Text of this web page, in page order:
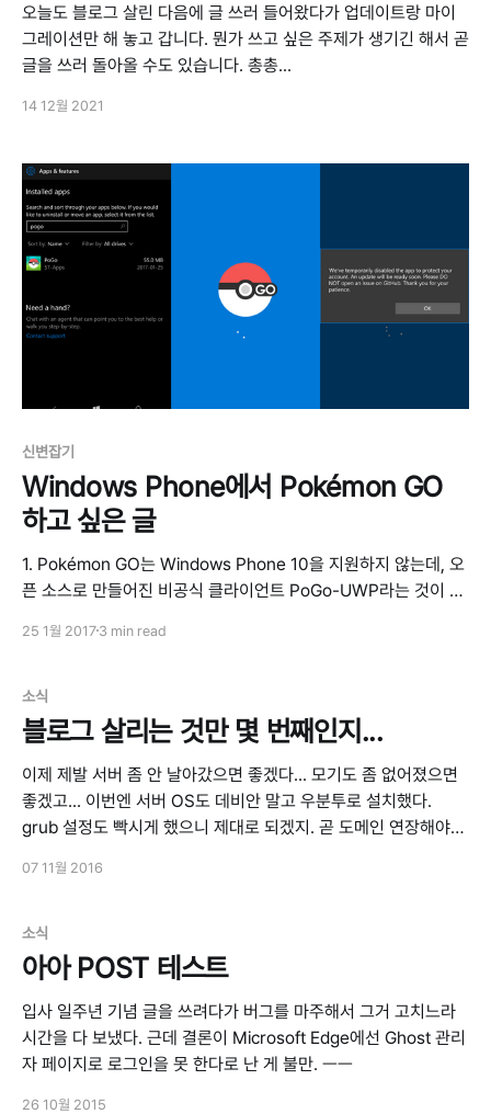
오늘도 블로그 살린 다음에 글 쓰러 들어왔다가 업데이트랑 마이
그레이션만 해 놓고 갑니다. 뭔가 쓰고 싶은 주제가 생기긴 해서 곧
글을 쓰러 돌아올 수도 있습니다. 총총...
14 12월 2021
신변잡기
Windows Phone에서 Pokémon GO
하고 싶은 글
1. Pokémon GO는 Windows Phone 10을 지원하지 않는데, 오
픈 소스로 만들어진 비공식 클라이언트 PoGo-UWP라는 것이 있
GO API를 크랙해서 얻은 API 셋을 C#으로 구현한 Pokemon
https://github.com/snaverm/Pokemon-Go-Rocket-API/ 3.
API를 크랙하는 경우 새로운 API가
25 1월 2017 3 min read
소식
블로그 살리는 것만 몇 번째인지...
이제 제발 서버 좀 안 날아갔으면 좋겠다... 모기도 좀 없어졌으면
좋겠고... 이번엔 서버 OS도 데비안 말고 우분투로 설치했다.
grub 설정도 빡시게 했으니 제대로 되겠지. 곧 도메인 연장해야
리 마련해서 오버워치 팟지나 하이라이트 영상이나 올려야지. ㅇ
07 11월 2016
소식
아아 POST 테스트
입사 일주년 기념 글을 쓰려다가 버그를 마주해서 그거 고치느라
시간을 다 보냈다. 근데 결론이 Microsoft Edge에선 Ghost 관리
자 페이지로 로그인을 못 한다로 난 게 불만. ㅡㅡ
26 10월 2015